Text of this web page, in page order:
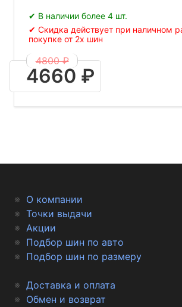
✔ В наличии более 4 шт.
✔ Скидка действует при наличном
покупке от 2х шин
4800 ₽
4660 ₽
О компании
Точки выдачи
Акции
Подбор шин по авто
Подбор шин по размеру
Доставка и оплата
Обмен и возврат